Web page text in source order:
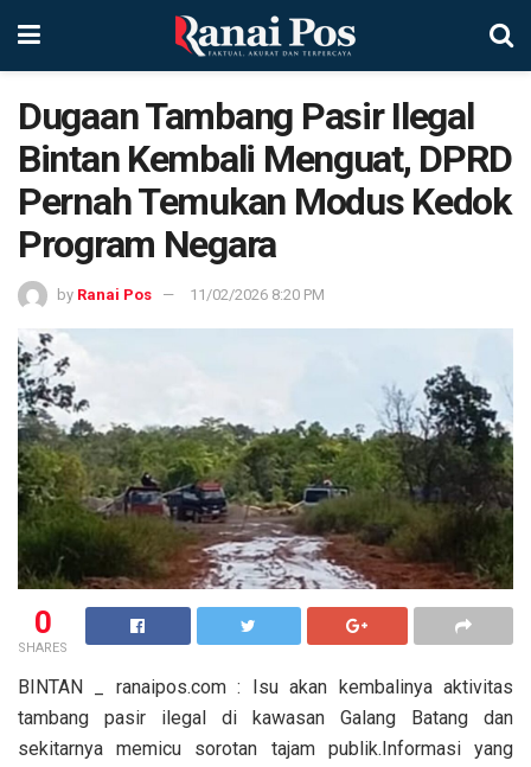
Dugaan Tambang Pasir Ilegal
Bintan Kembali Menguat, DPRD
Pernah Temukan Modus Kedok
Program Negara
by Ranai Pos 11/02/2026 8:20 PM
0
SHARES
BINTAN _ ranaipos.com : Isu akan kembalinya aktivitas
tambang pasir ilegal di kawasan Galang Batang dan
sekitarnya memicu sorotan tajam publik.Informasi yang